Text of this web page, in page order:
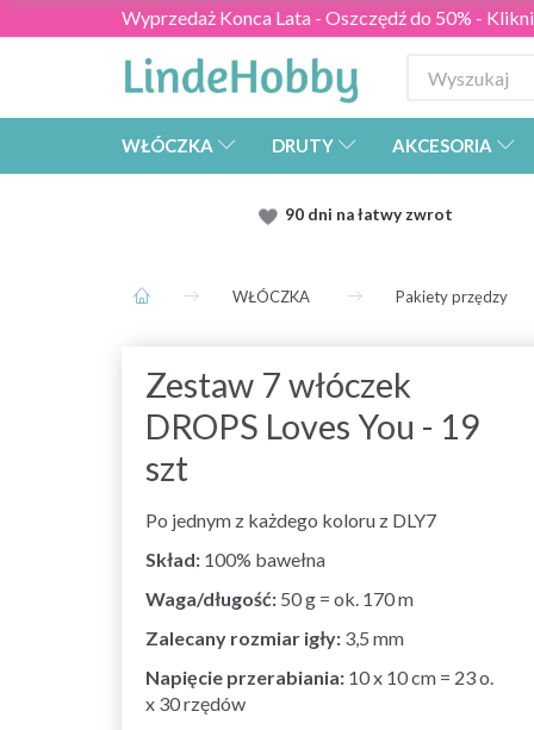
Wyprzedaż Konca Lata - Oszczędź do 50% -
WŁÓCZKA DRUTY AKCESORIA
90 dni na łatwy zwrot
WŁÓCZKA Pakiety przędzy
Zestaw 7 włóczek
DROPS Loves You - 19
szt
Po jednym z każdego koloru z DLY7
Skład: 100% bawełna
Waga/długość: 50 g = ok. 170 m
Zalecany rozmiar igły: 3,5 mm
Napięcie przerabiania: 10 x 10 cm = 23 o.
x 30 rzędów